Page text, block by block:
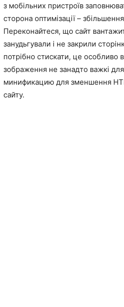
з мобільних пристроїв
сторона оптимізації –
Переконайтеся, що сайт
занудьгували і не закрили
потрібно стискати, це особливо
зображення не занадто важкі
минификацию для зменшення
сайту.